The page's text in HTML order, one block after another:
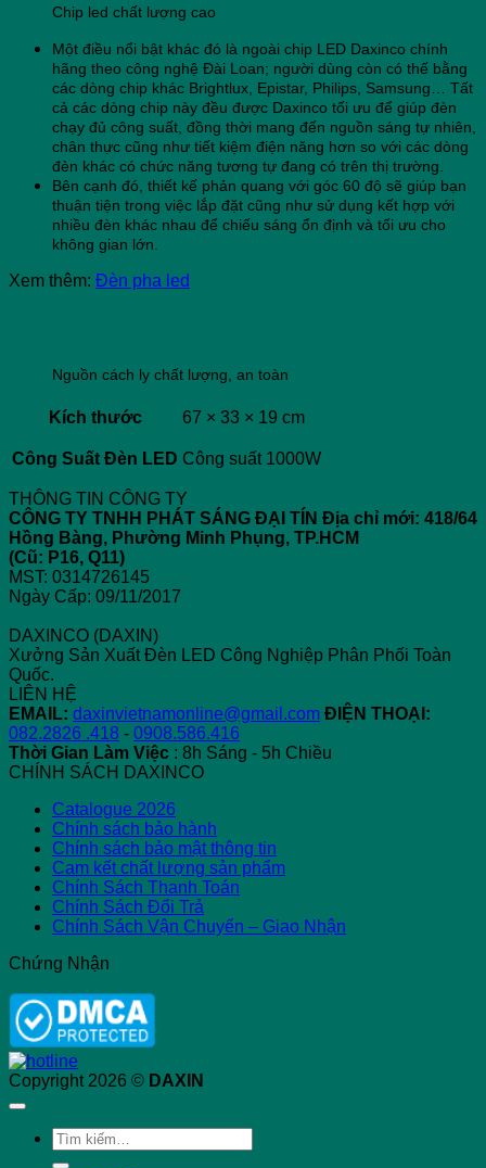
Chip led chất lượng cao
Một điều nổi bật khác đó là ngoài chip LED Daxinco chính
hãng theo công nghệ Đài Loan; người dùng còn có thế bằng
các dòng chip khác Brightlux, Epistar, Philips, Samsung… Tất
cả các dòng chip này đều được Daxinco tối ưu để giúp đèn
chạy đủ công suất, đồng thời mang đến nguồn sáng tự nhiên,
chân thực cũng như tiết kiệm điện năng hơn so với các dòng
đèn khác có chức năng tương tự đang có trên thị trường.
Bên cạnh đó, thiết kế phản quang với góc 60 độ sẽ giúp bạn
thuận tiện trong việc lắp đặt cũng như sử dụng kết hợp với
nhiều đèn khác nhau để chiếu sáng ổn định và tối ưu cho
không gian lớn.
Xem thêm: Đèn pha led
Nguồn cách ly chất lượng, an toàn
Kích thước 67 × 33 × 19 cm
Công Suất Đèn LED Công suất 1000W
THÔNG TIN CÔNG TY
CÔNG TY TNHH PHÁT SÁNG ĐẠI TÍN Địa chỉ mới: 418/64
Hồng Bàng, Phường Minh Phụng, TP.HCM
(Cũ: P16, Q11)
MST: 0314726145
Ngày Cấp: 09/11/2017
DAXINCO (DAXIN)
Xưởng Sản Xuất Đèn LED Công Nghiệp Phân Phối Toàn
Quốc.
LIÊN HỆ
EMAIL: daxinvietnamonline@gmail.com ĐIỆN THOẠI:
082.2826 .418 - 0908.586.416
Thời Gian Làm Việc : 8h Sáng - 5h Chiều
CHÍNH SÁCH DAXINCO
Catalogue 2026
Chính sách bảo hành
Chính sách bảo mật thông tin
Cam kết chất lượng sản phẩm
Chính Sách Thanh Toán
Chính Sách Đổi Trả
Chính Sách Vận Chuyển – Giao Nhận
Chứng Nhận
Copyright 2026 © DAXIN
Tìm
kiếm: